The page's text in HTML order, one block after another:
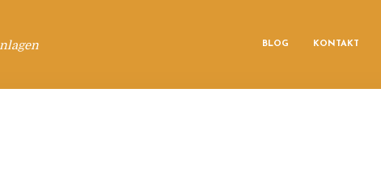
BLOG KONTAKT